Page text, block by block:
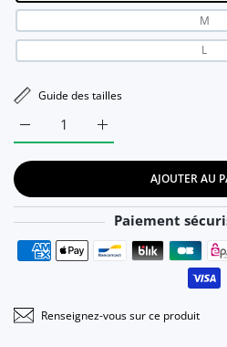
M
L
Guide des tailles
Augmenter la
Augmenter la quantité de Susi
AJOUTER AU
Paiement
Renseignez-vous sur ce produit